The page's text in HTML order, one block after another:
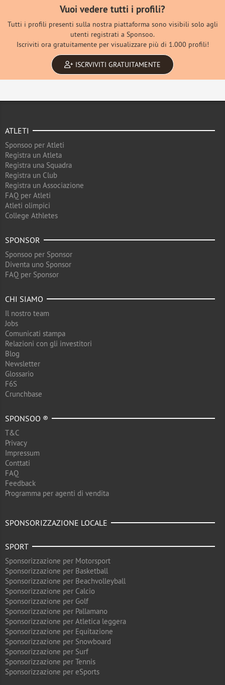
Vuoi vedere tutti i profili?
Tutti i profili presenti sulla nostra piattaforma sono visibili solo agli
utenti registrati a Sponsoo.
Iscriviti ora gratuitamente per visualizzare più di 1.000 profili!
ISCRVIVITI GRATUITAMENTE
ATLETI
Sponsoo per Atleti
Registra un Atleta
Registra una Squadra
Registra un Club
Registra un Associazione
FAQ per Atleti
Atleti olimpici
College Athletes
SPONSOR
Sponsoo per Sponsor
Diventa uno Sponsor
FAQ per Sponsor
CHI SIAMO
Il nostro team
Jobs
Comunicati stampa
Relazioni con gli investitori
Blog
Newsletter
Glossario
F6S
Crunchbase
SPONSOO ®
T&C
Privacy
Impressum
Conttati
FAQ
Feedback
Programma per agenti di vendita
SPONSORIZZAZIONE LOCALE
SPORT
Sponsorizzazione per Motorsport
Sponsorizzazione per Basketball
Sponsorizzazione per Beachvolleyball
Sponsorizzazione per Calcio
Sponsorizzazione per Golf
Sponsorizzazione per Pallamano
Sponsorizzazione per Atletica leggera
Sponsorizzazione per Equitazione
Sponsorizzazione per Snowboard
Sponsorizzazione per Surf
Sponsorizzazione per Tennis
Sponsorizzazione per eSports